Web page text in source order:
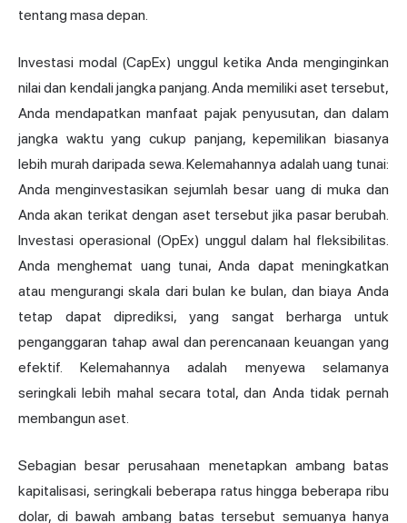
tentang masa depan.
Investasi modal (CapEx) unggul ketika Anda menginginkan
nilai dan kendali jangka panjang. Anda memiliki aset tersebut,
Anda mendapatkan manfaat pajak penyusutan, dan dalam
jangka waktu yang cukup panjang, kepemilikan biasanya
lebih murah daripada sewa. Kelemahannya adalah uang tunai:
Anda menginvestasikan sejumlah besar uang di muka dan
Anda akan terikat dengan aset tersebut jika pasar berubah.
Investasi operasional (OpEx) unggul dalam hal fleksibilitas.
Anda menghemat uang tunai, Anda dapat meningkatkan
atau mengurangi skala dari bulan ke bulan, dan biaya Anda
tetap dapat diprediksi, yang sangat berharga untuk
penganggaran tahap awal dan perencanaan keuangan yang
efektif. Kelemahannya adalah menyewa selamanya
seringkali lebih mahal secara total, dan Anda tidak pernah
membangun aset.
Sebagian besar perusahaan menetapkan ambang batas
kapitalisasi, seringkali beberapa ratus hingga beberapa ribu
dolar, di bawah ambang batas tersebut semuanya hanya